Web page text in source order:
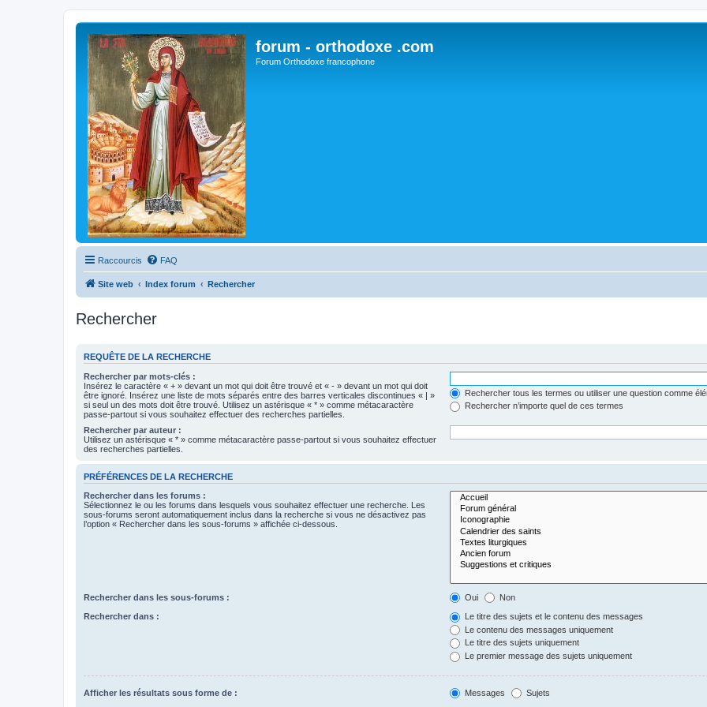
forum - orthodoxe .com
Forum Orthodoxe francophone
Raccourcis FAQ
Site web Index forum Rechercher
Rechercher
REQUÊTE DE LA RECHERCHE
Rechercher par mots-clés :
Insérez le caractère « + » devant un mot qui doit être trouvé et « - » devant un mot qui doit
être ignoré. Insérez une liste de mots séparés entre des barres verticales discontinues « | »
si seul un des mots doit être trouvé. Utilisez un astérisque « * » comme métacaractère
passe-partout si vous souhaitez effectuer des recherches partielles.
Rechercher tous les termes ou utiliser une question comme
Rechercher n’importe quel de ces termes
Rechercher par auteur :
Utilisez un astérisque « * » comme métacaractère passe-partout si vous souhaitez effectuer
des recherches partielles.
PRÉFÉRENCES DE LA RECHERCHE
Rechercher dans les forums :
Sélectionnez le ou les forums dans lesquels vous souhaitez effectuer une recherche. Les
sous-forums seront automatiquement inclus dans la recherche si vous ne désactivez pas
l’option « Rechercher dans les sous-forums » affichée ci-dessous.
Rechercher dans les sous-forums : Oui Non
Rechercher dans :
Le titre des sujets et le contenu des messages
Le contenu des messages uniquement
Le titre des sujets uniquement
Le premier message des sujets uniquement
Afficher les résultats sous forme de : Messages Sujets